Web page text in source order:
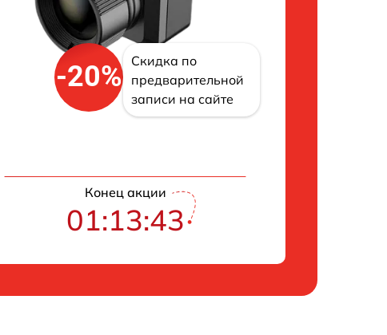
-20%
Скидка по
предварительной
записи на сайте
Конец акции
01:13:42